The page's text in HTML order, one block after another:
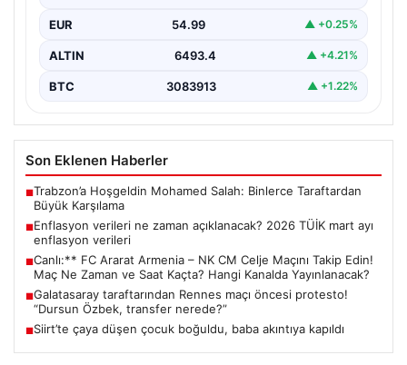
4 Ağustos 2026 tarihinde gerçekleştirilecek olan büyük
karşılaşmada FC Ararat Armenia, FFA Academy
EUR 54.99 ▲ +0.25%
ALTIN 6493.4 ▲ +4.21%
BTC 3083913 ▲ +1.22%
Son Eklenen Haberler
■Trabzon’a Hoşgeldin Mohamed Salah: Binlerce Taraftardan
Büyük Karşılama
■Enflasyon verileri ne zaman açıklanacak? 2026 TÜİK mart ayı
enflasyon verileri
■Canlı:** FC Ararat Armenia – NK CM Celje Maçını Takip Edin!
Maç Ne Zaman ve Saat Kaçta? Hangi Kanalda Yayınlanacak?
■Galatasaray taraftarından Rennes maçı öncesi protesto!
“Dursun Özbek, transfer nerede?”
■Siirt’te çaya düşen çocuk boğuldu, baba akıntıya kapıldı